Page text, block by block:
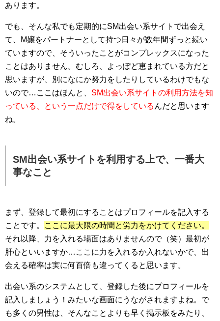
あります。
でも、そんな私でも定期的にSM出会い系サイトで出会え
て、M嬢をパートナーとして持つ日々が数年間ずっと続い
ていますので、そういったことがコンプレックスになった
ことはありません。むしろ、よっぽど恵まれている方だと
思いますが、別になにか努力をしたりしているわけでもな
いので…ここはほんと、 SM出会い系サイトの利用方法を知
っている、という一点だけで得をしている んだと思います
ね。
SM出会い系サイトを利用する上で、一番大
事なこと
まず、登録して最初にすることはプロフィールを記入する
ことです。
ここに最大限の時間と労力をかけてください。
それ以降、力を入れる場面はありませんので（笑）最初が
肝心といいますか…ここに力を入れるか入れないかで、出
会える確率は実に何百倍も違ってくると思います。
出会い系のシステムとして、登録した後にプロフィールを
記入しましょう！みたいな画面にうながされますよね。で
も多くの男性は、そんなことよりも早く掲示板をみたり、